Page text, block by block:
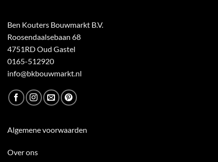
Ben Kouters Bouwmarkt B.V.
Roosendaalsebaan 68
4751RD Oud Gastel
0165-512920
info@bkbouwmarkt.nl
Algemene voorwaarden
Over ons